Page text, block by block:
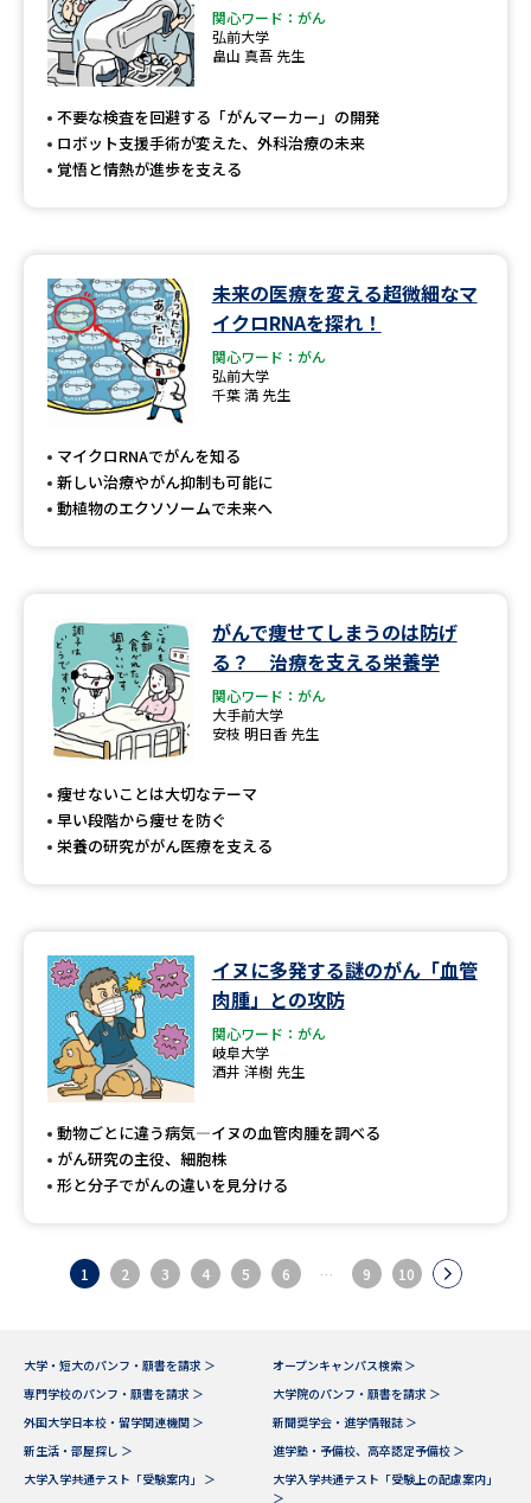
関心ワード：がん
弘前大学
畠山 真吾 先生
不要な検査を回避する「がんマーカー」の開発
ロボット支援手術が変えた、外科治療の未来
覚悟と情熱が進歩を支える
未来の医療を変える超微細なマ
イクロRNAを探れ！
関心ワード：がん
弘前大学
千葉 満 先生
マイクロRNAでがんを知る
新しい治療やがん抑制も可能に
動植物のエクソソームで未来へ
がんで痩せてしまうのは防げ
る？ 治療を支える栄養学
関心ワード：がん
大手前大学
安枝 明日香 先生
痩せないことは大切なテーマ
早い段階から痩せを防ぐ
栄養の研究ががん医療を支える
イヌに多発する謎のがん「血管
肉腫」との攻防
関心ワード：がん
岐阜大学
酒井 洋樹 先生
動物ごとに違う病気―イヌの血管肉腫を調べる
がん研究の主役、細胞株
形と分子でがんの違いを見分ける
1 2 3 4 5 6 … 9 10
大学・短大のパンフ・願書を請求 ＞
オープンキャンパス検索 ＞
専門学校のパンフ・願書を請求 ＞
大学院のパンフ・願書を請求 ＞
外国大学日本校・留学関連機関 ＞
新聞奨学会・進学情報誌 ＞
新生活・部屋探し ＞
進学塾・予備校、高卒認定予備校 ＞
大学入学共通テスト「受験案内」 ＞
大学入学共通テスト「受験上の配慮案内」
＞